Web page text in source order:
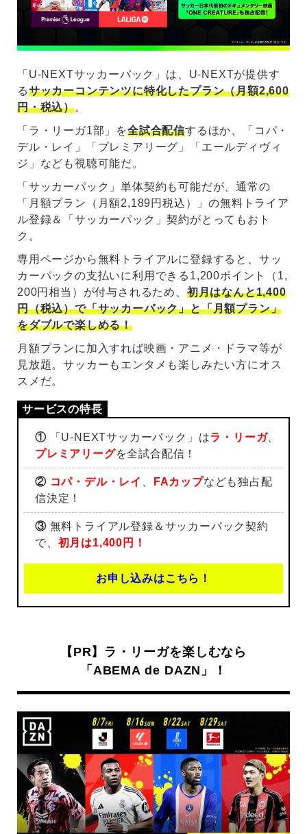
「U-NEXTサッカーパック」は、U-NEXTが提供す
るサッカーコンテンツに特化したプラン（月額2,600
円・税込）。
「ラ・リーガ1部」を全試合配信するほか、「コパ・
デル・レイ」「プレミアリーグ」「エールディヴィ
ジ」なども視聴可能だ。
「サッカーパック」単体契約も可能だが、通常の
「月額プラン（月額2,189円税込）」の無料トライア
ル登録＆「サッカーパック」契約がとってもおト
ク。
専用ページから無料トライアルに登録すると、サッ
カーパックの支払いに利用できる1,200ポイント（1,
200円相当）が付与されるため、 初月はなんと1,400
円（税込）で「サッカーパック」と「月額プラン」
をダブルで楽しめる！
月額プランに加入すれば映画・アニメ・ドラマ等が
見放題。サッカーもエンタメも楽しみたい方にオス
スメだ。
①「U-NEXTサッカーパック」はラ・リーガ、
プレミアリーグを全試合配信！
② コパ・デル・レイ FAカップなども独占配
信決定！
③無料トライアル登録＆サッカーパック契約
で、 初月は1,400円！
お申し込みはこちら！
【PR】ラ・リーガを楽しむなら
「ABEMA de DAZN」！